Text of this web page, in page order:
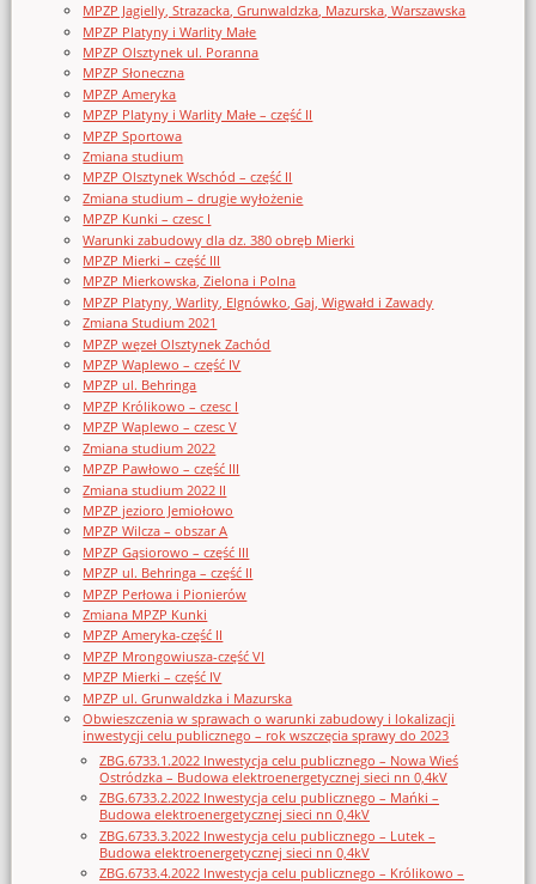
MPZP Jagielly, Strazacka, Grunwaldzka, Mazurska, Warszawska
MPZP Platyny i Warlity Małe
MPZP Olsztynek ul. Poranna
MPZP Słoneczna
MPZP Ameryka
MPZP Platyny i Warlity Małe – część II
MPZP Sportowa
Zmiana studium
MPZP Olsztynek Wschód – część II
Zmiana studium – drugie wyłożenie
MPZP Kunki – czesc I
Warunki zabudowy dla dz. 380 obręb Mierki
MPZP Mierki – część III
MPZP Mierkowska, Zielona i Polna
MPZP Platyny, Warlity, Elgnówko, Gaj, Wigwałd i Zawady
Zmiana Studium 2021
MPZP węzeł Olsztynek Zachód
MPZP Waplewo – część IV
MPZP ul. Behringa
MPZP Królikowo – czesc I
MPZP Waplewo – czesc V
Zmiana studium 2022
MPZP Pawłowo – część III
Zmiana studium 2022 II
MPZP jezioro Jemiołowo
MPZP Wilcza – obszar A
MPZP Gąsiorowo – część III
MPZP ul. Behringa – część II
MPZP Perłowa i Pionierów
Zmiana MPZP Kunki
MPZP Ameryka-część II
MPZP Mrongowiusza-część VI
MPZP Mierki – część IV
MPZP ul. Grunwaldzka i Mazurska
Obwieszczenia w sprawach o warunki zabudowy i lokalizacji
inwestycji celu publicznego – rok wszczęcia sprawy do 2023
ZBG.6733.1.2022 Inwestycja celu publicznego – Nowa Wieś
Ostródzka – Budowa elektroenergetycznej sieci nn 0,4kV
ZBG.6733.2.2022 Inwestycja celu publicznego – Mańki –
Budowa elektroenergetycznej sieci nn 0,4kV
ZBG.6733.3.2022 Inwestycja celu publicznego – Lutek –
Budowa elektroenergetycznej sieci nn 0,4kV
ZBG.6733.4.2022 Inwestycja celu publicznego – Królikowo –